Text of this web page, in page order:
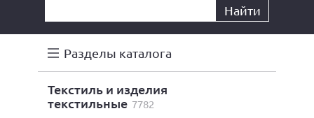
Найти
Разделы каталога
текстиль и изделия
текстильные 7782